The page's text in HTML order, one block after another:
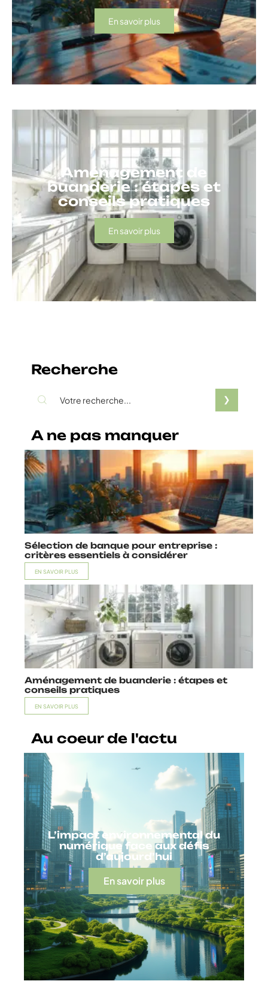
En savoir plus
Aménagement de
buanderie : étapes et
conseils pratiques
En savoir plus
Recherche
A ne pas manquer
Sélection de banque pour entreprise :
critères essentiels à considérer
EN SAVOIR PLUS
Aménagement de buanderie : étapes et
conseils pratiques
EN SAVOIR PLUS
Au coeur de l'actu
L’impact environnemental du
numérique face aux défis
d’aujourd’hui
En savoir plus